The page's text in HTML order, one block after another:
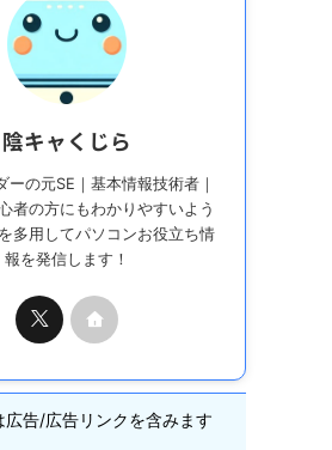
陰キャくじら
ーの元SE｜基本情報技術者｜
者の方にもわかりやすいよう
多用してパソコンお役立ち情
報を発信します！
広告/広告リンクを含みます